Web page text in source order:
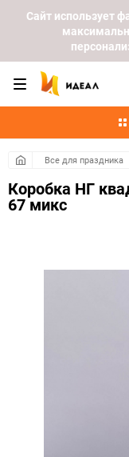
Cайт использует
Все для праздника
Коробка НГ
67 микс